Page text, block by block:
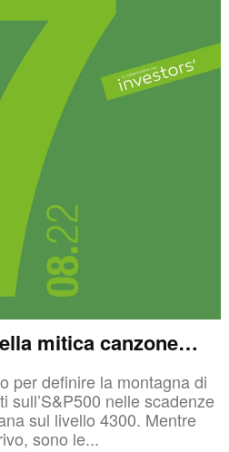
mitica canzone…
per definire la montagna di
sull’S&P500 nelle scadenze
sul livello 4300. Mentre
sono le...